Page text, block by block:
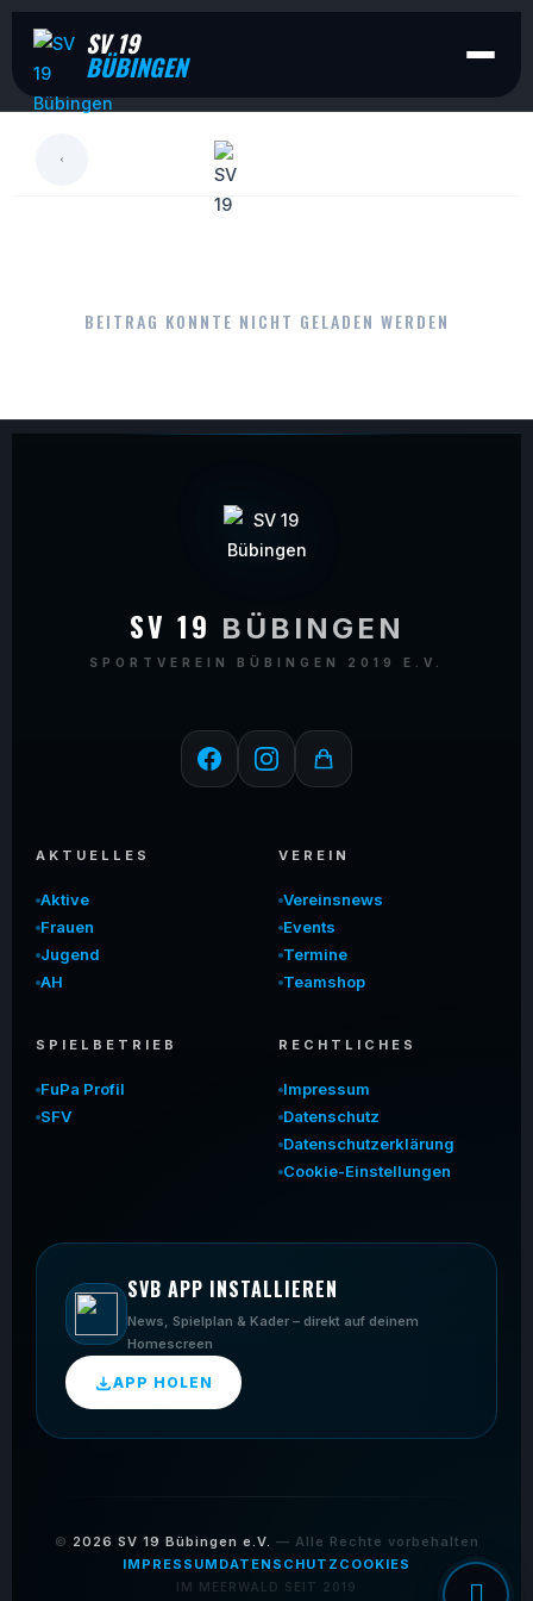
SV 19
BÜBINGEN
BEITRAG KONNTE NICHT GELADEN WERDEN
SV 19 BÜBINGEN
SPORTVEREIN BÜBINGEN 2019 E.V.
AKTUELLES
Aktive
Frauen
Jugend
AH
VEREIN
Vereinsnews
Events
Termine
Teamshop
SPIELBETRIEB
FuPa Profil
SFV
RECHTLICHES
Impressum
Datenschutz
Datenschutzerklärung
Cookie-Einstellungen
SVB APP INSTALLIEREN
News, Spielplan & Kader – direkt auf deinem
Homescreen
APP HOLEN
© 2026 SV 19 Bübingen e.V. — Alle Rechte vorbehalten
IMPRESSUM DATENSCHUTZ COOKIES
IM MEERWALD SEIT 2019